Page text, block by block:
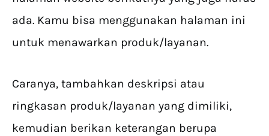
ada. Kamu bisa menggunakan halaman ini
untuk menawarkan produk/layanan.
Caranya, tambahkan deskripsi atau
ringkasan produk/layanan yang dimiliki,
kemudian berikan keterangan berupa